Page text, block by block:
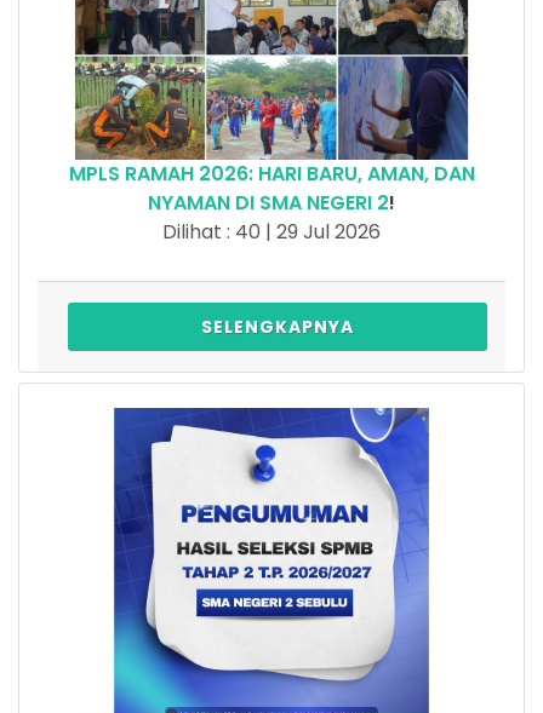
MPLS RAMAH 2026: HARI BARU, AMAN, DAN
NYAMAN DI SMA NEGERI 2!
Dilihat : 40 | 29 Jul 2026
SELENGKAPNYA